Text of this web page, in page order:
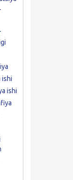
ishi
ishi